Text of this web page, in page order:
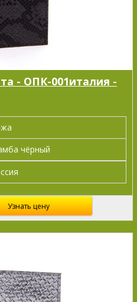
- ОПК-001италия -
чёрный
Узнать цену